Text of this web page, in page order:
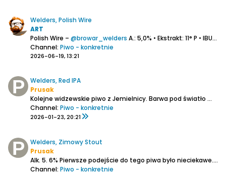
Welders, Polish Wire
ART
Polish Wire – @browar_welders A.: 5,0% • Ekstrakt: 11° P • IBU: ?
Channel: Piwo - konkretnie
2026-06-19, 13:21
Welders, Red IPA
Prusak
Kolejne widzewskie piwo z Jemielnicy. Barwa pod światło miedziana, choć przy nalewniu bardziej widać "ciepłą", brązowawą żółć.
Channel: Piwo - konkretnie
2026-01-23, 20:21
Welders, Zimowy Stout
Prusak
Alk. 5. 6% Pierwsze podejście do tego piwa było nieciekawe. Odniosłem wrażenie, że to nie żaden stout tylko jakiś ulepek. Może decydowała dyspozycja dnia albo przechowywanie, nie wiem.
Channel: Piwo - konkretnie